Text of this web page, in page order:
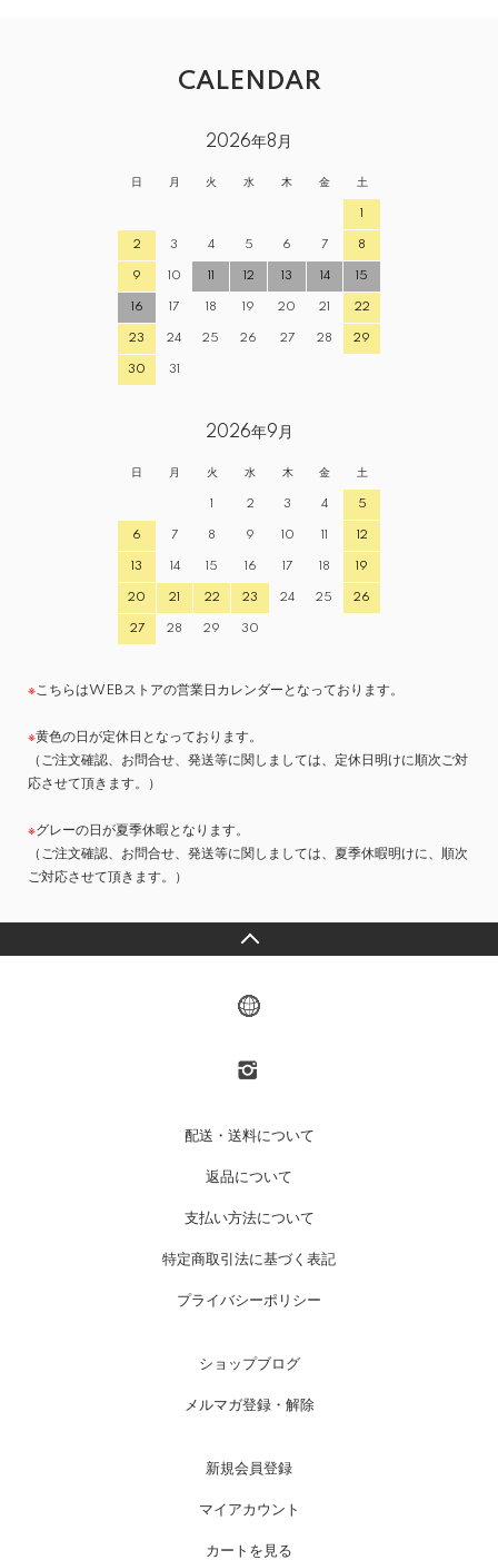
CALENDAR
2026年8月
日 月 火 水 木 金 土
1
2 3 4 5 6 7 8
9 10 11 12 13 14 15
16 17 18 19 20 21 22
23 24 25 26 27 28 29
30 31
2026年9月
日 月 火 水 木 金 土
1 2 3 4 5
6 7 8 9 10 11 12
13 14 15 16 17 18 19
20 21 22 23 24 25 26
27 28 29 30
※こちらはWEBストアの営業日カレンダーとなっております。
※黄色の日が定休日となっております。
（ご注文確認、お問合せ、発送等に関しましては、定休日明けに順次ご対
応させて頂きます。）
※グレーの日が夏季休暇となります。
（ご注文確認、お問合せ、発送等に関しましては、夏季休暇明けに、順次
ご対応させて頂きます。）
配送・送料について
返品について
支払い方法について
特定商取引法に基づく表記
プライバシーポリシー
ショップブログ
メルマガ登録・解除
新規会員登録
マイアカウント
カートを見る